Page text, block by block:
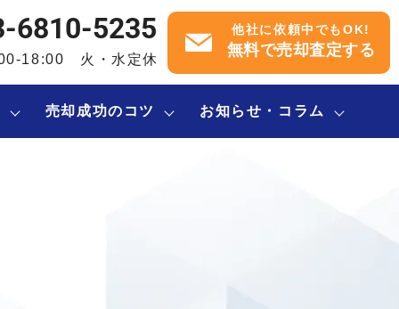
6810-5235
18:00 火・水定休
他社に依頼中でもOK!
無料で売却査定する
売却成功のコツ お知らせ・コラム